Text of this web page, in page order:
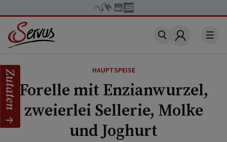
Account
HAUPTSPEISE
Forelle mit Enzianwurzel,
zweierlei Sellerie, Molke
und Joghurt
Zutaten